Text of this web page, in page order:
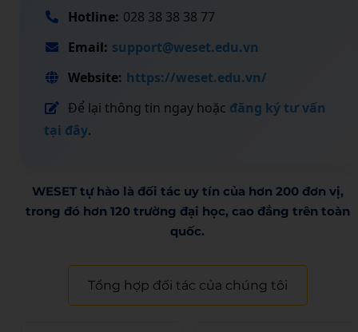
Hotline: 028 38 38 38 77
Email: support@weset.edu.vn
Website: https://weset.edu.vn/
Để lại thông tin ngay hoặc đăng ký tư vấn
tại đây.
WESET tự hào là đối tác uy tín của hơn 200 đơn vị,
trong đó hơn 120 trường đại học, cao đẳng trên toàn
quốc.​
Tổng hợp đối tác của chúng tôi